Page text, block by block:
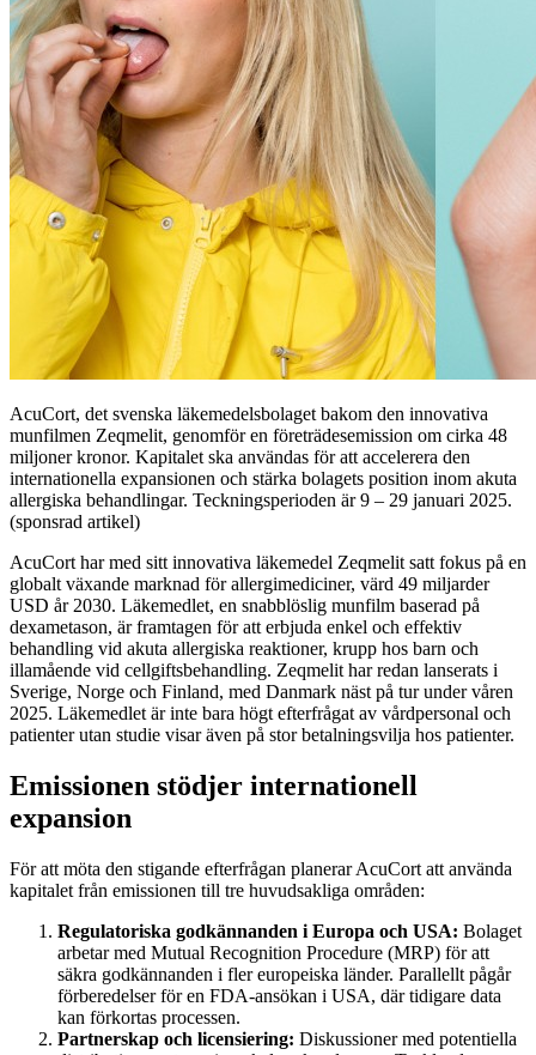
AcuCort, det svenska läkemedelsbolaget bakom den innovativa
munfilmen Zeqmelit, genomför en företrädesemission om cirka 48
miljoner kronor. Kapitalet ska användas för att accelerera den
internationella expansionen och stärka bolagets position inom akuta
allergiska behandlingar. Teckningsperioden är 9 – 29 januari 2025.
(sponsrad artikel)
AcuCort har med sitt innovativa läkemedel Zeqmelit satt fokus på en
globalt växande marknad för allergimediciner, värd 49 miljarder
USD år 2030. Läkemedlet, en snabblöslig munfilm baserad på
dexametason, är framtagen för att erbjuda enkel och effektiv
behandling vid akuta allergiska reaktioner, krupp hos barn och
illamående vid cellgiftsbehandling. Zeqmelit har redan lanserats i
Sverige, Norge och Finland, med Danmark näst på tur under våren
2025. Läkemedlet är inte bara högt efterfrågat av vårdpersonal och
patienter utan studie visar även på stor betalningsvilja hos patienter.
Emissionen stödjer internationell
expansion
För att möta den stigande efterfrågan planerar AcuCort att använda
kapitalet från emissionen till tre huvudsakliga områden:
Regulatoriska godkännanden i Europa och USA: Bolaget
arbetar med Mutual Recognition Procedure (MRP) för att
säkra godkännanden i fler europeiska länder. Parallellt pågår
förberedelser för en FDA-ansökan i USA, där tidigare data
kan förkortas processen.
Partnerskap och licensiering: Diskussioner med potentiella